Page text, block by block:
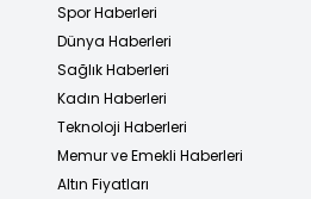
Spor Haberleri
Dünya Haberleri
Sağlık Haberleri
Kadın Haberleri
Teknoloji Haberleri
Memur ve Emekli Haberleri
Altın Fiyatları